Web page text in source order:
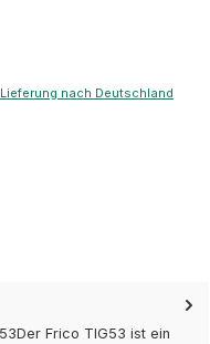
nach Deutschland
Frico TIG53 ist ein